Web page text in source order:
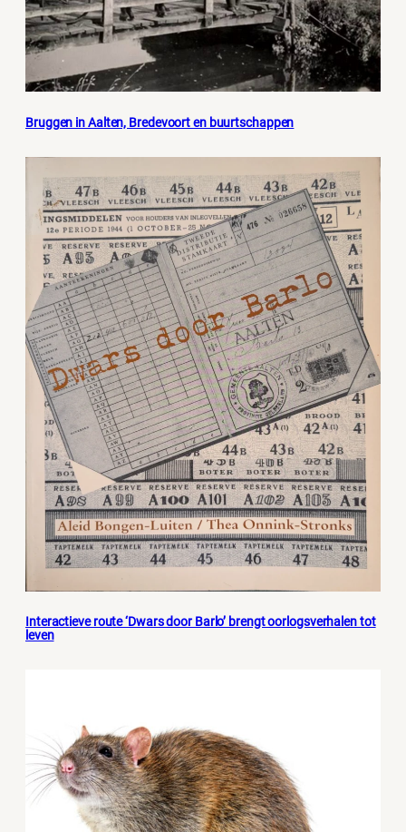
Bruggen in Aalten, Bredevoort en buurtschappen
Interactieve route ‘Dwars door Barlo’ brengt oorlogsverhalen tot
leven